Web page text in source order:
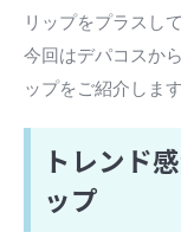
リップをプラスし
今回はデパコスか
ップをご紹介しま
トレンド
ップ